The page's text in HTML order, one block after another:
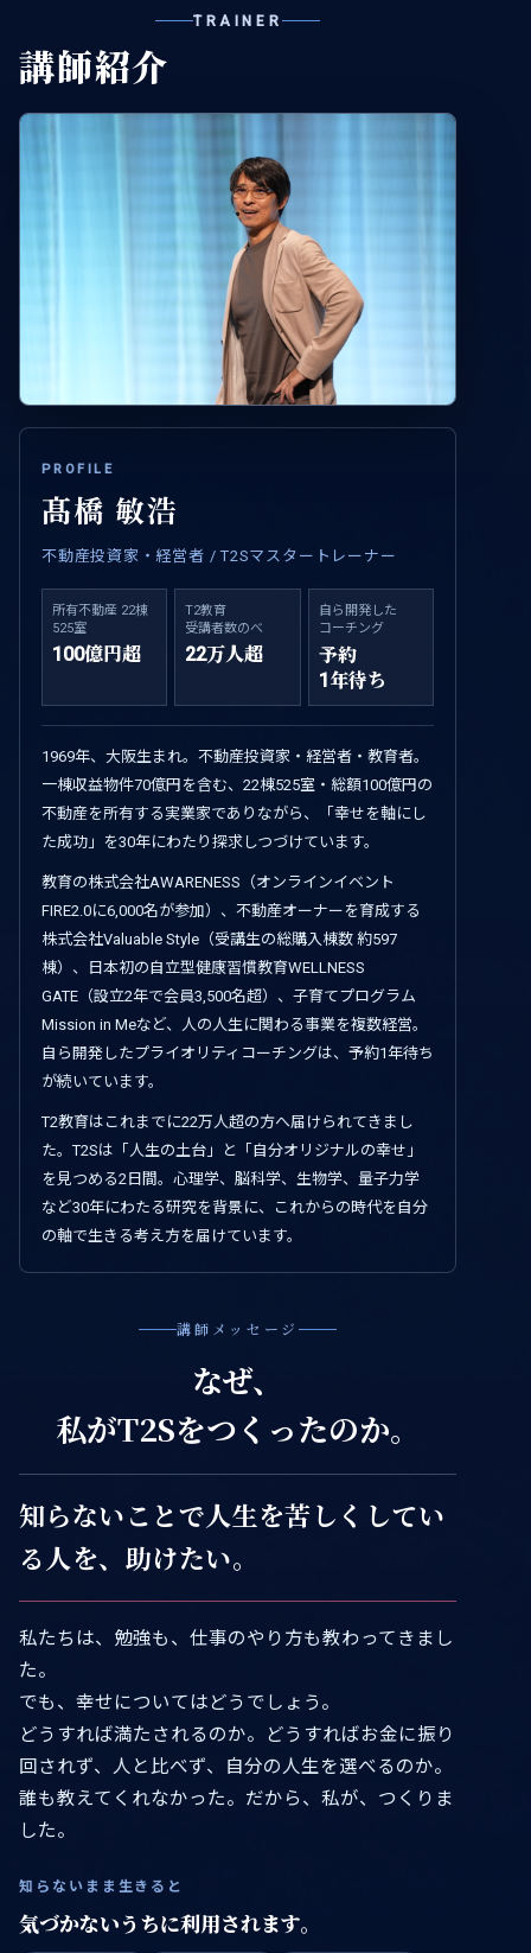
TRAINER
講師紹介
PROFILE
髙橋 敏浩
不動産投資家・経営者 / T2Sマスタートレーナー
所有不動産 22棟
525室
100億円超
T2教育
受講者数のべ
22万人超
自ら開発した
コーチング
予約
1年待ち
1969年、大阪生まれ。不動産投資家・経営者・教育者。
一棟収益物件70億円を含む、22棟525室・総額100億円の
不動産を所有する実業家でありながら、「幸せを軸にし
た成功」を30年にわたり探求しつづけています。
教育の株式会社AWARENESS（オンラインイベント
FIRE2.0に6,000名が参加）、不動産オーナーを育成する
株式会社Valuable Style（受講生の総購入棟数 約597
棟）、日本初の自立型健康習慣教育WELLNESS
GATE（設立2年で会員3,500名超）、子育てプログラム
Mission in Meなど、人の人生に関わる事業を複数経営。
自ら開発したプライオリティコーチングは、予約1年待ち
が続いています。
T2教育はこれまでに22万人超の方へ届けられてきまし
た。T2Sは「人生の土台」と「自分オリジナルの幸せ」
を見つめる2日間。心理学、脳科学、生物学、量子力学
など30年にわたる研究を背景に、これからの時代を自分
の軸で生きる考え方を届けています。
講師メッセージ
なぜ、
私がT2Sをつくったのか。
知らないことで人生を苦しくしてい
る人を、助けたい。
私たちは、勉強も、仕事のやり方も教わってきまし
た。
でも、幸せについてはどうでしょう。
どうすれば満たされるのか。どうすればお金に振り
回されず、人と比べず、自分の人生を選べるのか。
誰も教えてくれなかった。だから、私が、つくりま
した。
知らないまま生きると
気づかないうちに利用されます。